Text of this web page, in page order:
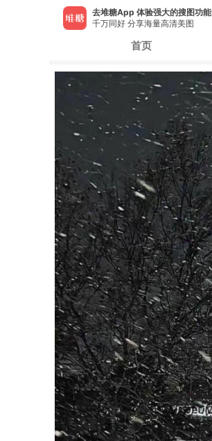
去堆糖App 体验强大的搜图功能
千万同好 分享海量高清美图
首页